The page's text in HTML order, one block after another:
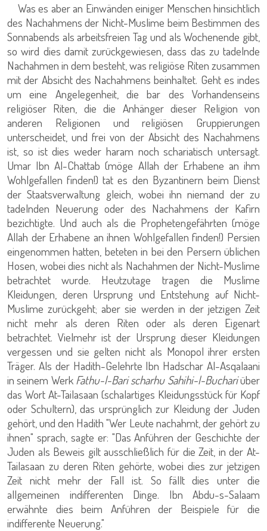
Was es aber an Einwänden einiger Menschen hinsichtlich
des Nachahmens der Nicht-Muslime beim Bestimmen des
Sonnabends als arbeitsfreien Tag und als Wochenende gibt,
so wird dies damit zurückgewiesen, dass das zu tadelnde
Nachahmen in dem besteht, was religiöse Riten zusammen
mit der Absicht des Nachahmens beinhaltet. Geht es indes
um eine Angelegenheit, die bar des Vorhandenseins
religiöser Riten, die die Anhänger dieser Religion von
anderen Religionen und religiösen Gruppierungen
unterscheidet, und frei von der Absicht des Nachahmens
ist, so ist dies weder haram noch schariatisch untersagt.
Umar Ibn Al-Chattab (möge Allah der Erhabene an ihm
Wohlgefallen finden!) tat es den Byzantinern beim Dienst
der Staatsverwaltung gleich, wobei ihn niemand der zu
tadelnden Neuerung oder des Nachahmens der Kafirn
bezichtigte. Und auch als die Prophetengefährten (möge
Allah der Erhabene an ihnen Wohlgefallen finden!) Persien
eingenommen hatten, beteten in bei den Persern üblichen
Hosen, wobei dies nicht als Nachahmen der Nicht-Muslime
betrachtet wurde. Heutzutage tragen die Muslime
Kleidungen, deren Ursprung und Entstehung auf Nicht-
Muslime zurückgeht; aber sie werden in der jetzigen Zeit
nicht mehr als deren Riten oder als deren Eigenart
betrachtet. Vielmehr ist der Ursprung dieser Kleidungen
vergessen und sie gelten nicht als Monopol ihrer ersten
Träger. Als der Hadith-Gelehrte Ibn Hadschar Al-Asqalaani
in seinem Werk Fathu-l-Bari scharhu Sahihi-l-Buchariüber
das Wort At-Tailasaan (schalartiges Kleidungsstück für Kopf
oder Schultern), das ursprünglich zur Kleidung der Juden
gehört, und den Hadith "Wer Leute nachahmt, der gehört zu
ihnen" sprach, sagte er: "Das Anführen der Geschichte der
Juden als Beweis gilt ausschließlich für die Zeit, in der At-
Tailasaan zu deren Riten gehörte, wobei dies zur jetzigen
Zeit nicht mehr der Fall ist. So fällt dies unter die
allgemeinen indifferenten Dinge. Ibn Abdu-s-Salaam
erwähnte dies beim Anführen der Beispiele für die
indifferente Neuerung."